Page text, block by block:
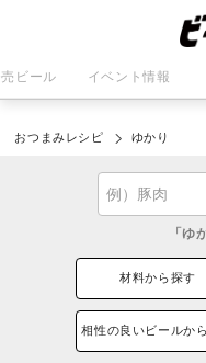
ビール イベント情報
おつまみレシピ ゆかり
「ゆ
材料から探す
相性の良いビールか